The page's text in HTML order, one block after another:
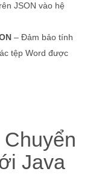
JSON vào hệ
– Đảm bảo tính
tệp Word được
Java